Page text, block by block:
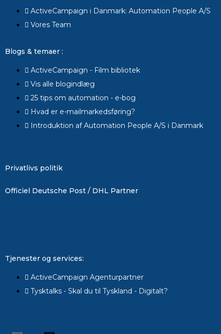
ActiveCampaign i Danmark: Automation People A/S
Vores Team
Blogs & temaer :
ActiveCampaign - Film bibliotek
Vis alle blogindlæg
25 tips om automation - e-bog
Hvad er e-mailmarkedsføring?
Introduktion af Automation People A/S i Danmark
Privatlivs politik
Officiel Deutsche Post / DHL Partner
Tjenester og services:
ActiveCampaign Agenturpartner
Tysktalks - Skal du til Tyskland - Digitalt?